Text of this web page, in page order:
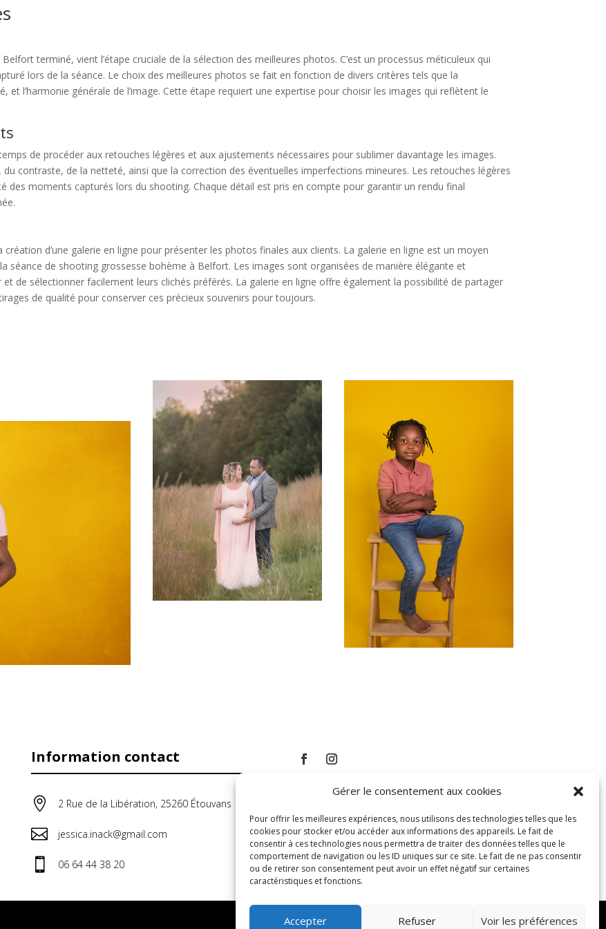
Gérer le consentement aux cookies
Pour offrir les meilleures expériences, nous utilisons des technologies telles que les
cookies pour stocker et/ou accéder aux informations des appareils. Le fait de
consentir à ces technologies nous permettra de traiter des données telles que le
comportement de navigation ou les ID uniques sur ce site. Le fait de ne pas consentir
ou de retirer son consentement peut avoir un effet négatif sur certaines
caractéristiques et fonctions.
Accepter Refuser Voir les préférences
terminé, vient l’étape cruciale de la sélection des meilleures photos. C’est un processus méticuleux qui
lors de la séance. Le choix des meilleures photos se fait en fonction de divers critères tels que la
et l’harmonie générale de l’image. Cette étape requiert une expertise pour choisir les images qui reflètent le
de procéder aux retouches légères et aux ajustements nécessaires pour sublimer davantage les images.
contraste, de la netteté, ainsi que la correction des éventuelles imperfections mineures. Les retouches légères
des moments capturés lors du shooting. Chaque détail est pris en compte pour garantir un rendu final
d’une galerie en ligne pour présenter les photos finales aux clients. La galerie en ligne est un moyen
séance de shooting grossesse bohème à Belfort. Les images sont organisées de manière élégante et
de sélectionner facilement leurs clichés préférés. La galerie en ligne offre également la possibilité de partager
de qualité pour conserver ces précieux souvenirs pour toujours.
Information contact
 2 Rue de la Libération, 25260 Étouvans
 jessica.inack@gmail.com
 06 64 44 38 20